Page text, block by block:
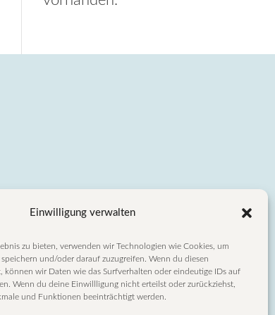
Einwilligung verwalten
zu bieten, verwenden wir Technologien wie Cookies, um
und/oder darauf zuzugreifen. Wenn du diesen
können wir Daten wie das Surfverhalten oder eindeutige IDs auf
Wenn du deine Einwillligung nicht erteilst oder zurückziehst,
und Funktionen beeinträchtigt werden.